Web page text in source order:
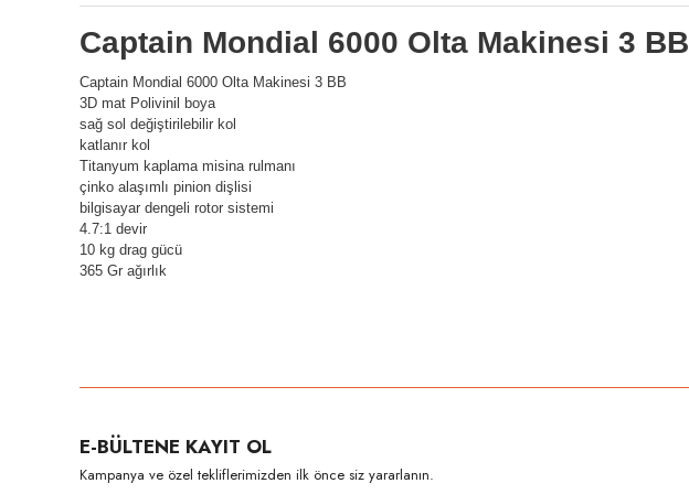
Captain Mondial 6000 Olta Makinesi 3 BB
Captain Mondial 6000 Olta Makinesi 3 BB
3D mat Polivinil boya
sağ sol değiştirilebilir kol
katlanır kol
Titanyum kaplama misina rulmanı
çinko alaşımlı pinion dişlisi
bilgisayar dengeli rotor sistemi
4.7:1 devir
10 kg drag gücü
365 Gr ağırlık
Ürün açıklamasında eksik bilgiler bulunuyor.
Ürün bilgilerinde hatalar bulunuyor.
E-BÜLTENE KAYIT OL
Kampanya ve özel tekliflerimizden ilk önce siz yararlanın.